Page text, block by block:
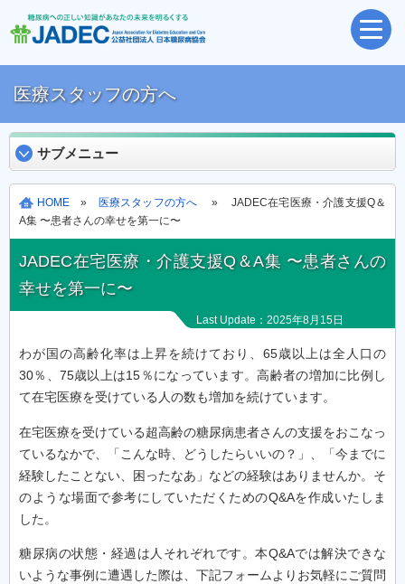
医療スタッフの方へ
サブメニュー
HOME » 医療スタッフの方へ » JADEC在宅医療・介護支援Q＆
A集 〜患者さんの幸せを第一に〜
JADEC在宅医療・介護支援Q＆A集 〜患者さんの
幸せを第一に〜
Last Update：2025年8月15日
わが国の高齢化率は上昇を続けており、65歳以上は全人口の
30％、75歳以上は15％になっています。高齢者の増加に比例し
て在宅医療を受けている人の数も増加を続けています。
在宅医療を受けている超高齢の糖尿病患者さんの支援をおこなっ
ているなかで、「こんな時、どうしたらいいの？」、「今までに
経験したことない、困ったなあ」などの経験はありませんか。そ
のような場面で参考にしていただくためのQ&Aを作成いたしま
した。
糖尿病の状態・経過は人それぞれです。本Q&Aでは解決できな
いような事例に遭遇した際は、下記フォームよりお気軽にご質問